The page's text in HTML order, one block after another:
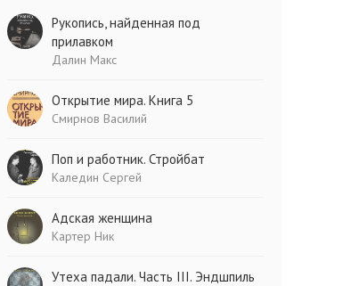
Рукопись, найденная под
прилавком
Далин Макс
Открытие мира. Книга 5
Смирнов Василий
Поп и работник. Стройбат
Каледин Сергей
Адская женщина
Картер Ник
Утеха падали. Часть III. Эндшпиль